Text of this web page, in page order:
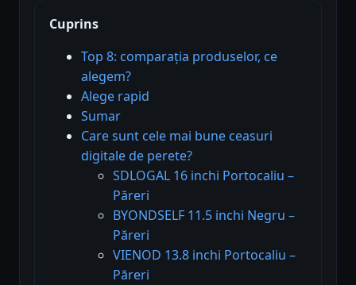
Cuprins
Top 8: comparația produselor, ce
alegem?
Alege rapid
Sumar
Care sunt cele mai bune ceasuri
digitale de perete?
SDLOGAL 16 inchi Portocaliu –
Păreri
BYONDSELF 11.5 inchi Negru –
Păreri
VIENOD 13.8 inchi Portocaliu –
Păreri